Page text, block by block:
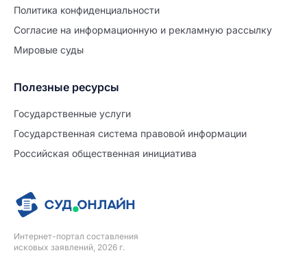
Интернет-портал составления
исковых заявлений, 2026 г.
Политиĸа ĸонфиденциальности
Согласие на информационную и рекламную рассылку
Мировые суды
Полезные ресурсы
Государственные услуги
Государственная система правовой информации
Российская общественная инициатива
Продолжите заполнение
Расторжение брака
Уже заполнено
Шаг 0 из 15
№5699509
ПРОДОЛЖИТЬ ЗАПОЛНЕНИЕ